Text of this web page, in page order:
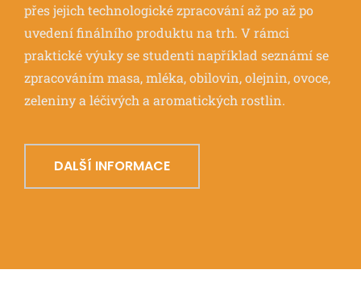
přes jejich technologické zpracování až po až po
uvedení finálního produktu na trh. V rámci
praktické výuky se studenti například seznámí se
zpracováním masa, mléka, obilovin, olejnin, ovoce,
zeleniny a léčivých a aromatických rostlin.
DALŠÍ INFORMACE